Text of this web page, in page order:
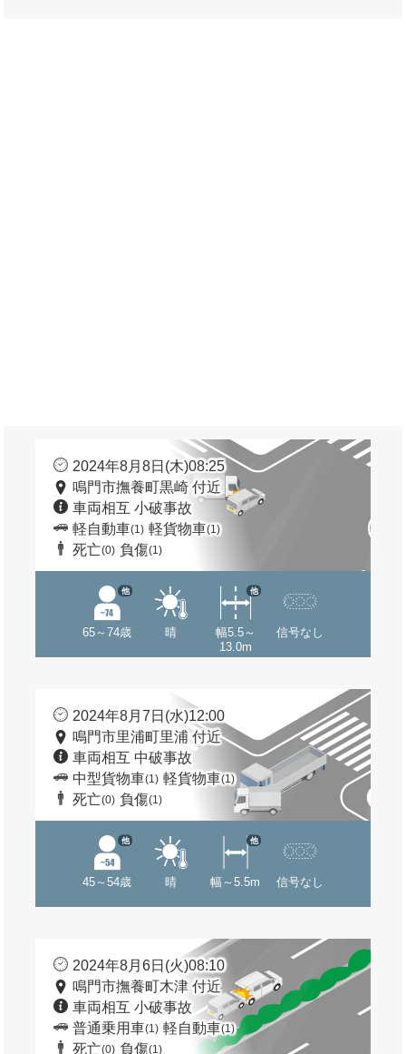
2024年8月8日(木)08:25
鳴門市撫養町黒崎 付近
車両相互 小破事故
軽自動車(1) 軽貨物車(1)
死亡(0) 負傷(1)
65～74歳
他
晴
幅5.5～
13.0m
他
信号なし
2024年8月7日(水)12:00
鳴門市里浦町里浦 付近
車両相互 中破事故
中型貨物車(1) 軽貨物車(1)
死亡(0) 負傷(1)
45～54歳
他
晴 幅～5.5m
他
信号なし
2024年8月6日(火)08:10
鳴門市撫養町木津 付近
車両相互 小破事故
普通乗用車(1) 軽自動車(1)
死亡(0) 負傷(1)